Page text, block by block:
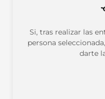
Si, tras realizar las
persona
darte